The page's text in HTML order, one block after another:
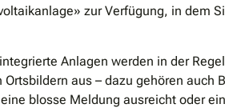
zur Verfügung, in dem
Anlagen werden in der
aus – dazu gehören auch
blosse Meldung ausreicht oder